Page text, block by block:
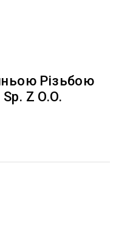
Різьбою
Z O.o.